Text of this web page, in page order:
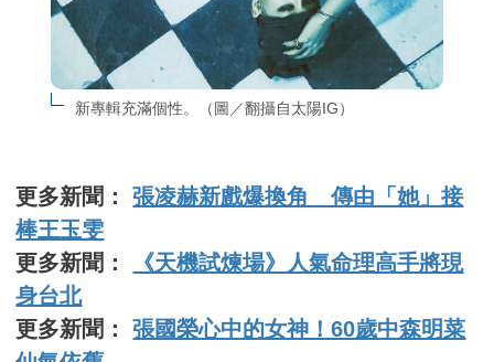
新專輯充滿個性。（圖／翻攝自太陽IG）
更多新聞：張凌赫新戲爆換角 傳由「她」接
棒王玉雯
更多新聞：
《天機試煉場》人氣命理高手將現
身台北
更多新聞：張國榮心中的女神！60歲中森明菜